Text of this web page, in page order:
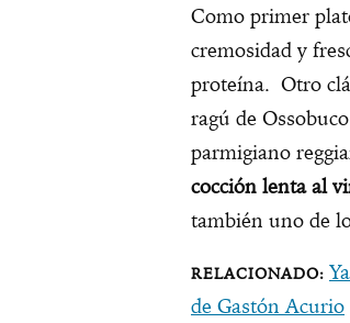
Como primer
cremosidad y
proteína. Otro
ragú de
parmigiano
cocción lenta al
también uno de
de Gastón Acurio